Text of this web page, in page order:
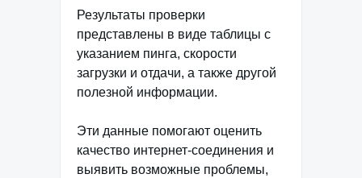
Результаты проверки
представлены в виде таблицы с
указанием пинга, скорости
загрузки и отдачи, а также другой
полезной информации.
Эти данные помогают оценить
качество интернет-соединения и
выявить возможные проблемы,